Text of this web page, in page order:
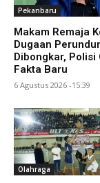
Pekanbaru
Makam Remaja
Dugaan
Dibongkar, Polisi
Fakta Baru
6 Agustus 2026 -15:39
Olahraga